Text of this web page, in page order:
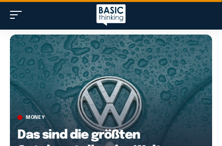
MONEY
Das sind die größten